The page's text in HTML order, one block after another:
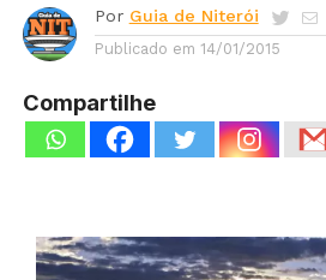
Por Guia de Niterói
Publicado em 14/01/2015
Compartilhe